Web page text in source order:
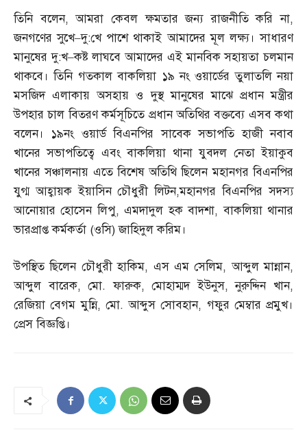
তিনি বলেন,আমরা কেবল ক্ষমতার জন্য রাজনীতি করি না,
জনগণের সুখে–দু:খে পাশে থাকাই আমাদের মূল লক্ষ্য। সাধারণ
মানুষের দু:খ–কষ্ট লাঘবে আমাদের এই মানবিক সহায়তা চলমান
থাকবে। তিনি গতকাল বাকলিয়া ১৯ নং ওয়ার্ডের তুলাতলি নয়া
মসজিদ এলাকায় অসহায় ও দুস্থ মানুষের মাঝে প্রধান মন্ত্রীর
উপহার চাল বিতরণ কর্মসূচিতে প্রধান অতিথির বক্তব্যে এসব কথা
বলেন। ১৯নং ওয়ার্ড বিএনপির সাবেক সভাপতি হাজী নবাব
খানের সভাপতিত্বে এবং বাকলিয়া থানা যুবদল নেতা ইয়াকুব
খানের সঞ্চালনায় এতে বিশেষ অতিথি ছিলেন মহানগর বিএনপির
যুগ্ম আহ্বায়ক ইয়াসিন চৌধুরী লিটন,মহানগর বিএনপির সদস্য
আনোয়ার হোসেন লিপু,এমদাদুল হক বাদশা,বাকলিয়া থানার
ভারপ্রাপ্ত কর্মকর্তা (ওসি)জাহিদুল করিম।
উপস্থিত ছিলেন চৌধুরী হাকিম, এস এম সেলিম,আব্দুল মান্নান,
আব্দুল বারেক,মো.ফারুক,মোহাম্মদ ইউনুস,নুরুদ্দিন খান,
রেজিয়া বেগম মুন্নি, মো.আব্দুস সোবহান, গফুর মেম্বার প্রমুখ।
প্রেস বিজ্ঞপ্তি।